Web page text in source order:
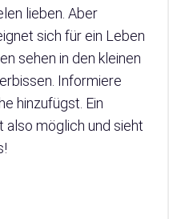
lieben. Aber
sich für ein Leben
sehen in den kleinen
Informiere
hinzufügst. Ein
also möglich und sieht